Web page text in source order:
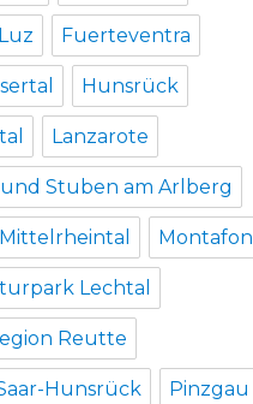
Fuerteventra
Hunsrück
Lanzarote
Stuben am Arlberg
Mittelrheintal Montafon
Lechtal
Reutte
Hunsrück Pinzgau